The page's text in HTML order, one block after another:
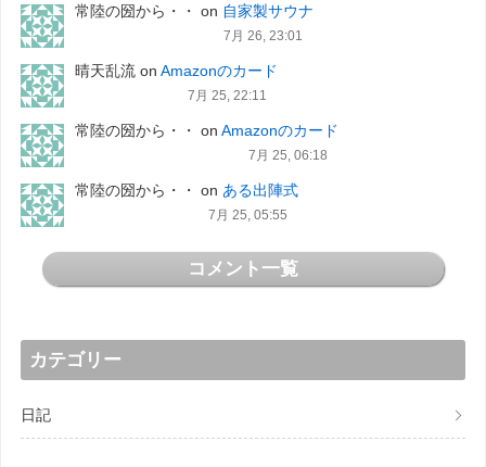
常陸の圀から・・ on 自家製サウナ
7月 26, 23:01
晴天乱流on Amazonのカード
7月 25, 22:11
常陸の圀から・・ on Amazonのカード
7月 25, 06:18
常陸の圀から・・ on ある出陣式
7月 25, 05:55
コメント一覧
カテゴリー
日記